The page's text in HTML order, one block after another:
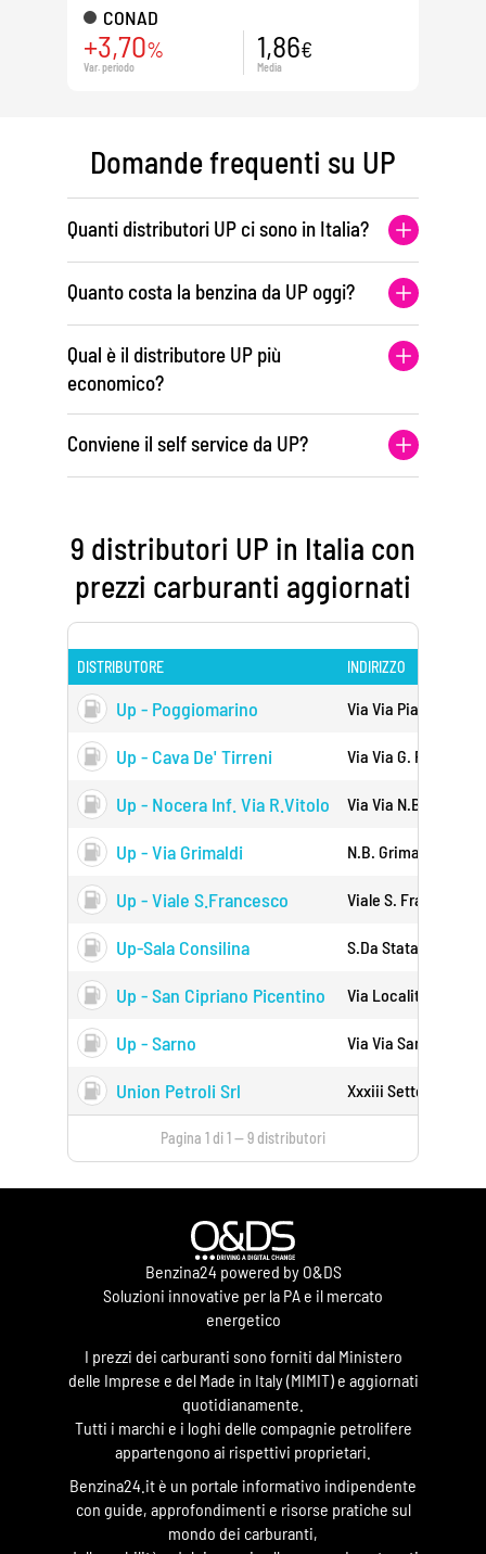
CONAD
+3,70%
Var. periodo
1,86€
Media
Domande frequenti su UP
Quanti distributori UP ci sono in Italia?
Quanto costa la benzina da UP oggi?
Qual è il distributore UP più
economico?
Conviene il self service da UP?
9 distributori UP in Italia con
prezzi carburanti aggiornati
DISTRIBUTORE INDIRIZZO
Up - Poggiomarino Via Via Piano Del
Up - Cava De' Tirreni Via Via G. Palumbo
Up - Nocera Inf. Via R.vitolo Via Via
Up - Via Grimaldi N.b. Grimaldi 76
Up - Viale S.francesco Viale S. Francesco
Up-Sala Consilina S.da Statale 19
Up - San Cipriano Picentino Via Localita'
Up - Sarno Via Via San
Union Petroli Srl Xxxiii Settembre 18
Pagina 1 di 1 — 9 distributori
Benzina24 powered by O&DS
Soluzioni innovative per la PA e il mercato
energetico
I prezzi dei carburanti sono forniti dal Ministero
delle Imprese e del Made in Italy (MIMIT) e aggiornati
quotidianamente.
Tutti i marchi e i loghi delle compagnie petrolifere
appartengono ai rispettivi proprietari.
Benzina24.it è un portale informativo indipendente
con guide, approfondimenti e risorse pratiche sul
mondo dei carburanti,